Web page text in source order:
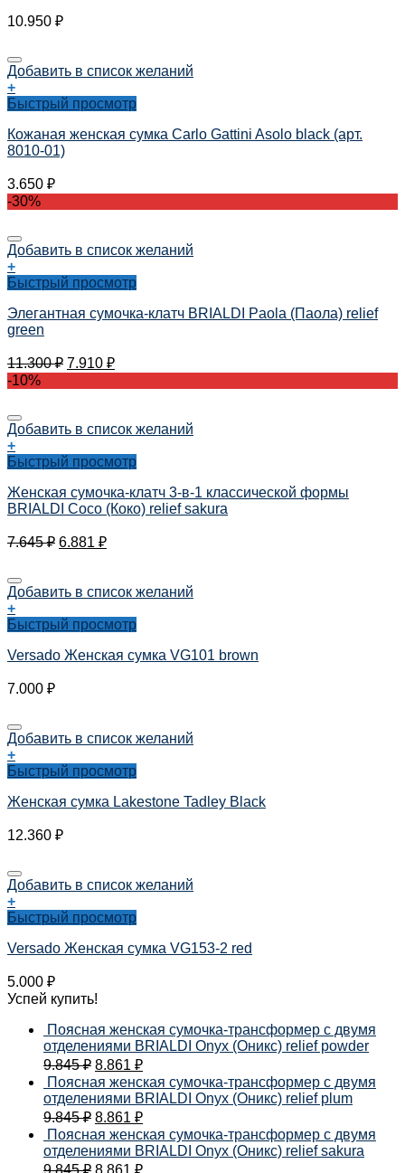
10.950 ₽
Добавить в список желаний
+
Быстрый просмотр
Кожаная женская сумка Carlo Gattini Asolo black (арт.
8010-01)
3.650 ₽
-30%
Добавить в список желаний
+
Быстрый просмотр
Элегантная сумочка-клатч BRIALDI Paola (Паола) relief
green
11.300₽ 7.910 ₽
-10%
Добавить в список желаний
+
Быстрый просмотр
Женская сумочка-клатч 3-в-1 классической формы
BRIALDI Coco (Коко) relief sakura
7.645₽ 6.881 ₽
Добавить в список желаний
+
Быстрый просмотр
Versado Женская сумка VG101 brown
7.000 ₽
Добавить в список желаний
+
Быстрый просмотр
Женская сумка Lakestone Tadley Black
12.360 ₽
Добавить в список желаний
+
Быстрый просмотр
Versado Женская сумка VG153-2 red
5.000 ₽
Успей купить!
Поясная женская сумочка-трансформер с двумя
отделениями BRIALDI Onyx (Оникс) relief powder
9.845₽ 8.861 ₽
Поясная женская сумочка-трансформер с двумя
отделениями BRIALDI Onyx (Оникс) relief plum
9.845₽ 8.861 ₽
Поясная женская сумочка-трансформер с двумя
отделениями BRIALDI Onyx (Оникс) relief sakura
9.845₽ 8.861 ₽